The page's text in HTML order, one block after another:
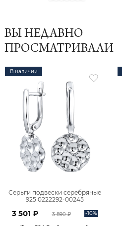
ВЫ НЕДАВНО
ПРОСМАТРИВАЛИ
В наличии
Серьги подвески серебряные
925 0222292-00245
3 501 ₽ 3 890 ₽ -10%